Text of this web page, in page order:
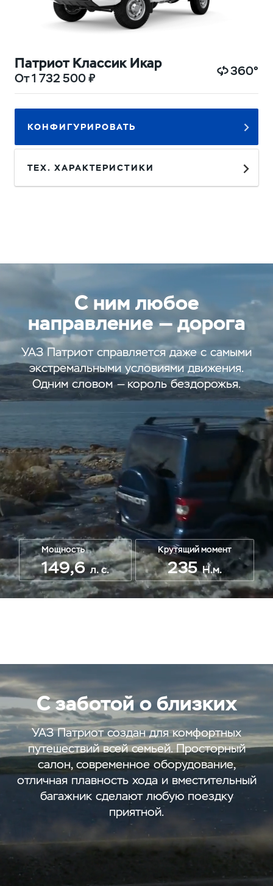
Патриот Классик Икар
От 1 732 500 ₽ 360°
КОНФИГУРИРОВАТЬ
ТЕХ. ХАРАКТЕРИСТИКИ
С ним любое
направление — дорога
УАЗ Патриот справляется даже с самыми
экстремальными условиями движения.
Одним словом — король бездорожья.
Мощность
149,6 л. с.
Крутящий момент
235 Н.м.
С заботой о близких
УАЗ Патриот создан для комфортных
путешествий всей семьей. Просторный
салон, современное оборудование,
отличная плавность хода и вместительный
багажник сделают любую поездку
приятной.